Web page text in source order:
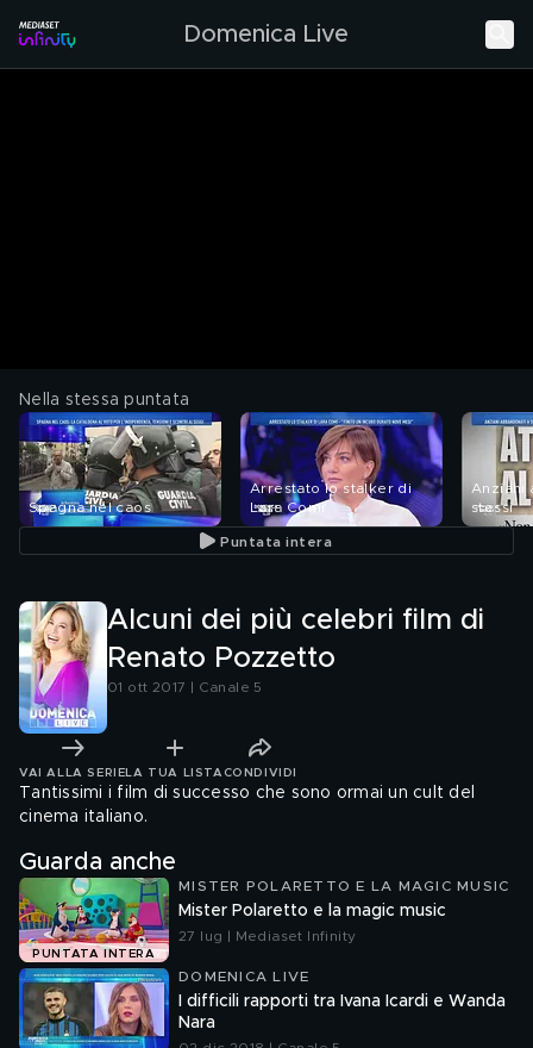
Domenica Live
Nella stessa puntata
Spagna nel caos
Arrestato lo stalker di
Lara Comi
Anziani
stessi
Puntata intera
Alcuni dei più celebri film di
Renato Pozzetto
01 ott 2017 | Canale 5
VAI ALLA SERIE LA TUA LISTA CONDIVIDI
Tantissimi i film di successo che sono ormai un cult del
cinema italiano.
Guarda anche
PUNTATA INTERA
MISTER POLARETTO E LA MAGIC MUSIC
Mister Polaretto e la magic music
27 lug | Mediaset Infinity
DOMENICA LIVE
I difficili rapporti tra Ivana Icardi e Wanda
Nara